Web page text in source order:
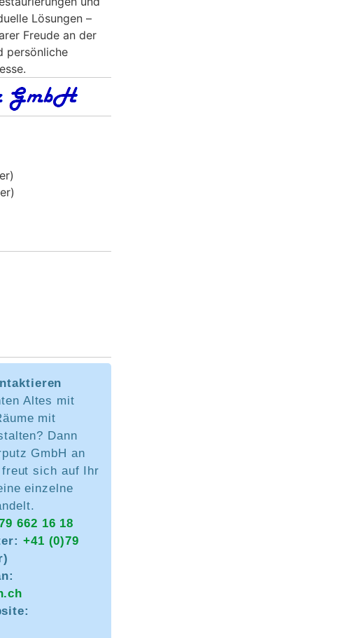
Lösungen –
Freude an der
persönliche
Altes mit
mit
Dann
GmbH an
sich auf Ihr
einzelne
662 16 18
+41 (0)79